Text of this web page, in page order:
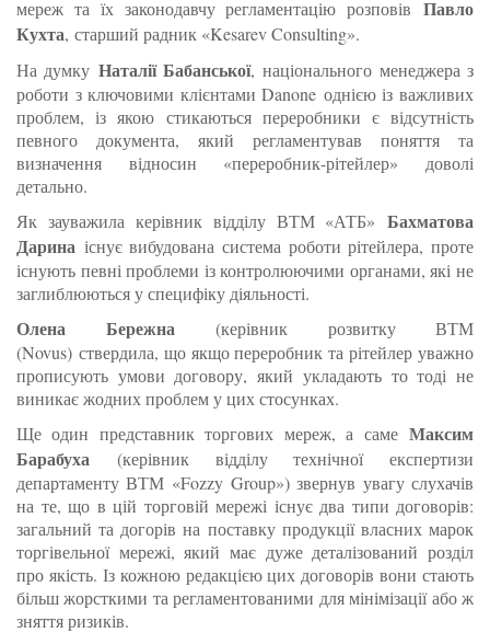
мереж та їх законодавчу регламентацію розповів Павло
Кухта, старший радник «Kesarev Consulting».
На думку Наталії Бабанської, національного менеджера з
роботи з ключовими клієнтами Danone однією із важливих
проблем, із якою стикаються переробники є відсутність
певного документа, який регламентував поняття та
визначення відносин «переробник-рітейлер» доволі
детально.
Як зауважила керівник відділу ВТМ «АТБ» Бахматова
Дарина існує вибудована система роботи рітейлера, проте
існують певні проблеми із контролюючими органами, які не
заглиблюються у специфіку діяльності.
Олена Бережна (керівник розвитку ВТМ
(Novus) ствердила, що якщо переробник та рітейлер уважно
прописують умови договору, який укладають то тоді не
виникає жодних проблем у цих стосунках.
Ще один представник торгових мереж, а саме Максим
Барабуха (керівник відділу технічної експертизи
департаменту ВТМ «Fozzy Group») звернув увагу слухачів
на те, що в цій торговій мережі існує два типи договорів:
загальний та догорів на поставку продукції власних марок
торгівельної мережі, який має дуже деталізований розділ
про якість. Із кожною редакцією цих договорів вони стають
більш жорсткими та регламентованими для мінімізації або ж
зняття ризиків.